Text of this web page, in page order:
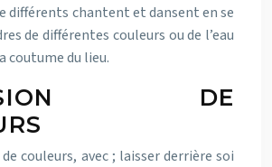
différents chantent et dansent en se
de différentes couleurs ou de l’eau
coutume du lieu.
DE
couleurs, avec ; laisser derrière soi